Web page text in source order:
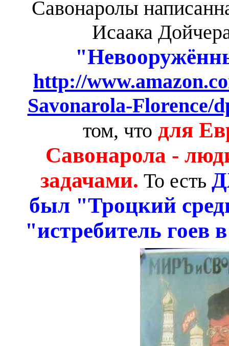
Савонаролы
Исаака
http://
Savonarola-Florence/
том, что для
Савонарола -
задачами. То есть
был "Троцкий
"истребитель гоев